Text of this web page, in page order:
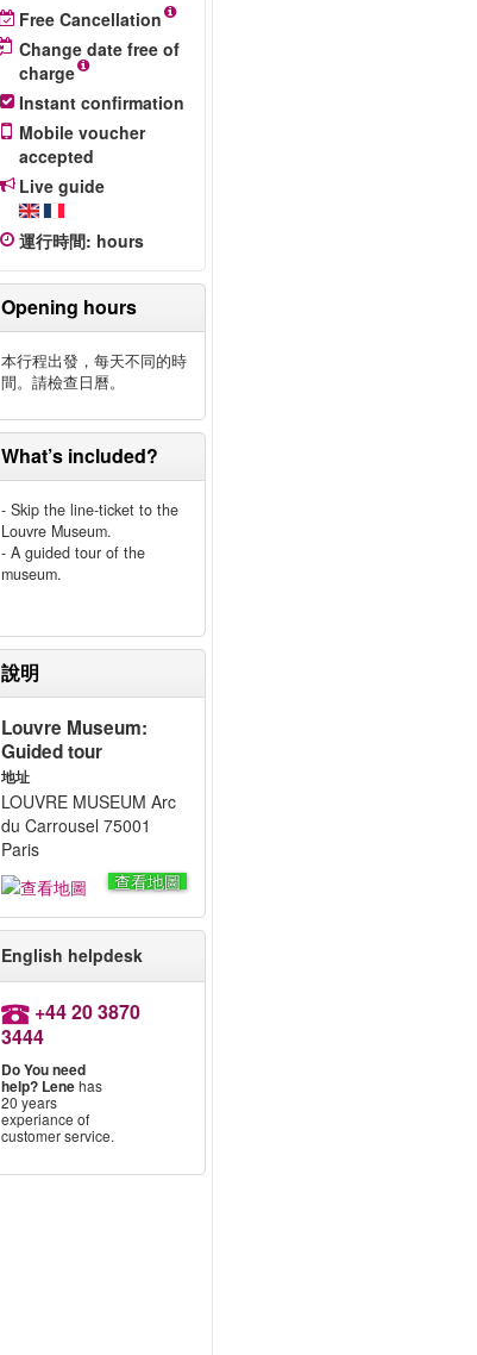
Free Cancellation
Change date free of
charge
Instant confirmation
Mobile voucher
accepted
Live guide
運行時間: hours
Opening hours
本行程出發，每天不同的時
間。請檢查日曆。
What’s included?
- Skip the line-ticket to the
Louvre Museum.
- A guided tour of the
museum.
說明
Louvre Museum:
Guided tour
地址
LOUVRE MUSEUM Arc
du Carrousel 75001
Paris
查看地圖
English helpdesk
+44 20 3870
3444
Do You need
help? Lenehas
20 years
experiance of
customer service.